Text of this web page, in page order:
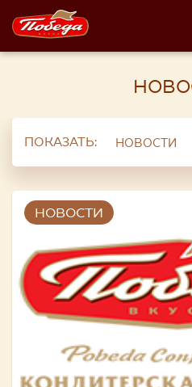
ПОКАЗАТЬ: НОВОСТИ
НОВОСТИ